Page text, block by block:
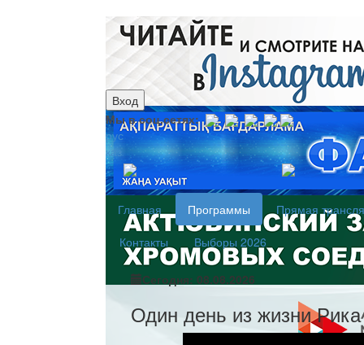
Вход
Мы в соц.сетях:
рус
каз
Главная Программы
Прямая
Контакты
Выборы 2026
Сегодня: 08.08.2026
Один день из жизни